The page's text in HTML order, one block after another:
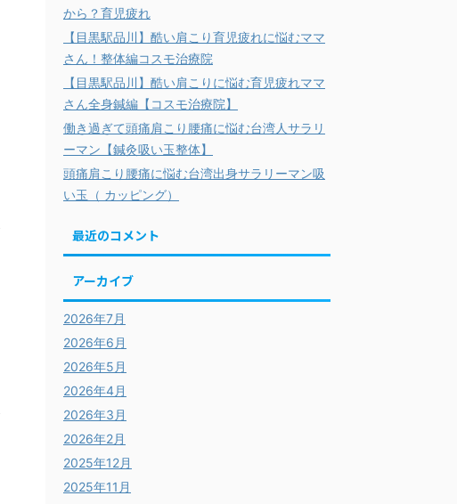
から？育児疲れ
【目黒駅品川】酷い肩こり育児疲れに悩むママ
さん！整体編コスモ治療院
【目黒駅品川】酷い肩こりに悩む育児疲れママ
さん全身鍼編【コスモ治療院】
働き過ぎて頭痛肩こり腰痛に悩む台湾人サラリ
ーマン【鍼灸吸い玉整体】
頭痛肩こり腰痛に悩む台湾出身サラリーマン吸
い玉（ カッピング）
最近のコメント
アーカイブ
2026年7月
2026年6月
2026年5月
2026年4月
2026年3月
2026年2月
2025年12月
2025年11月